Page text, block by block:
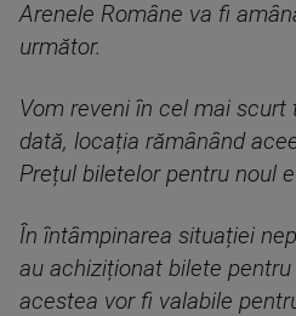
Arenele Române va fi
următor.
Vom reveni în cel mai scurt
dată, locația rămânând
Prețul biletelor pentru noul
În întâmpinarea situației
au achiziționat bilete pentru
acestea vor fi valabile